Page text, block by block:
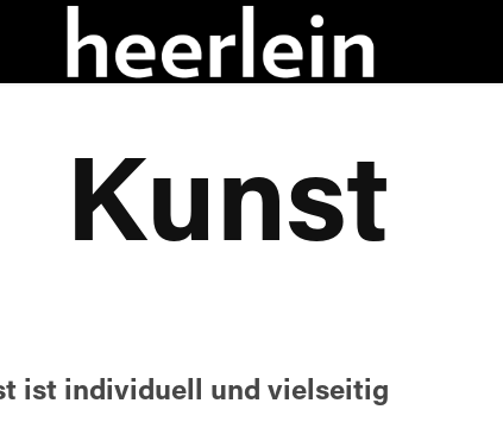
Kunst
ist individuell und vielseitig